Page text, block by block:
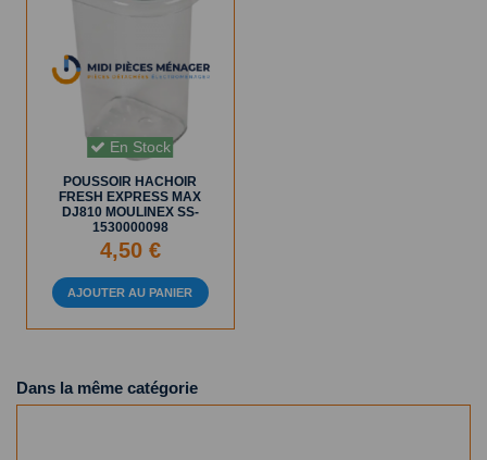
En Stock
POUSSOIR HACHOIR
FRESH EXPRESS MAX
DJ810 MOULINEX SS-
1530000098
4,50 €
AJOUTER AU PANIER
Dans la même catégorie